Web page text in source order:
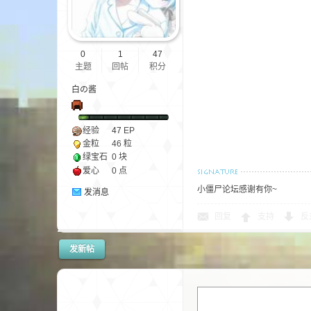
0
主题
1
回帖
47
积分
白の酱
经验 47 EP
金粒
46 粒
绿宝石 0 块
爱心
0 点
发消息 小僵尸论坛感谢有你~
发新帖